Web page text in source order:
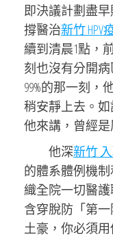
即決議計劃盡早
撐醫治新竹 HPV
續到清晨1點，
刻也沒有分開
99%的那一刻，
稍安靜上去。
他來講，曾經是
他深新竹
的體系體例機
織全院一切醫
含穿脫防「第
土豪，你必須